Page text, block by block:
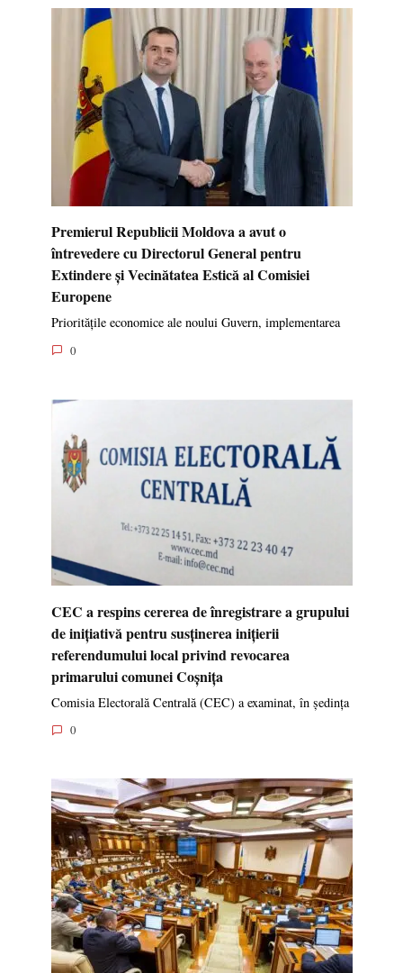
Premierul Republicii Moldova a avut o
întrevedere cu Directorul General pentru
Extindere și Vecinătatea Estică al Comisiei
Europene
Prioritățile economice ale noului Guvern, implementarea
0
CEC a respins cererea de înregistrare a grupului
de inițiativă pentru susținerea inițierii
referendumului local privind revocarea
primarului comunei Coșnița
Comisia Electorală Centrală (CEC) a examinat, în ședința
0